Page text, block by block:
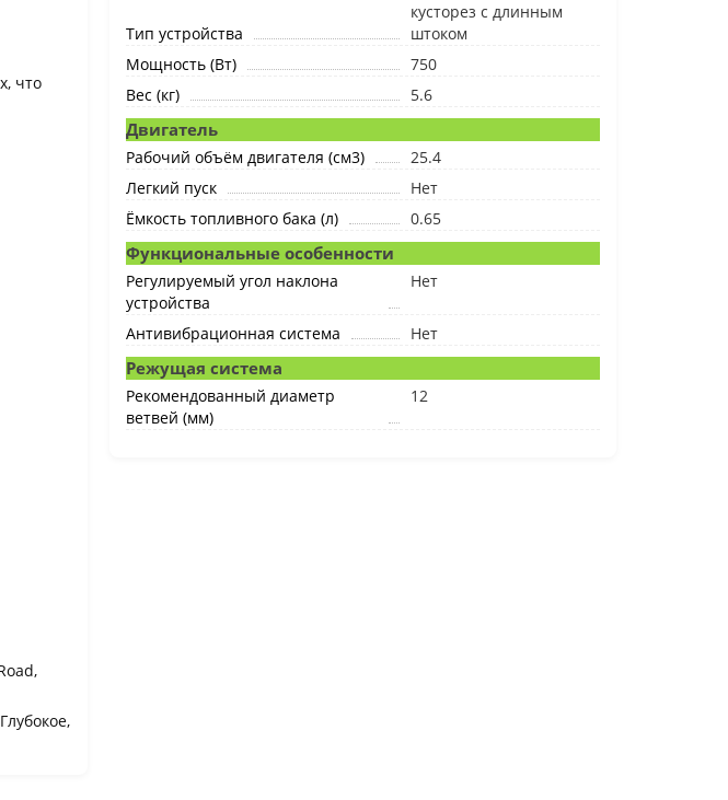
что
Тип устройства
кусторез с длинным
штоком
Мощность (Вт)
750
Вес (кг)
5.6
Двигатель
Рабочий объём двигателя (см3)
25.4
Легкий пуск
Нет
Ёмкость топливного бака (л)
0.65
Функциональные особенности
Регулируемый угол наклона
устройства
Нет
Антивибрационная система Нет
Режущая система
Рекомендованный диаметр
ветвей (мм)
12